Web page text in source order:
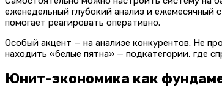
еженедельный глубокий анализ и ежемесячный
помогает реагировать оперативно.
Особый акцент — на анализе конкурентов. Не
находить «белые пятна» — подкатегории, где
Юнит-экономика как